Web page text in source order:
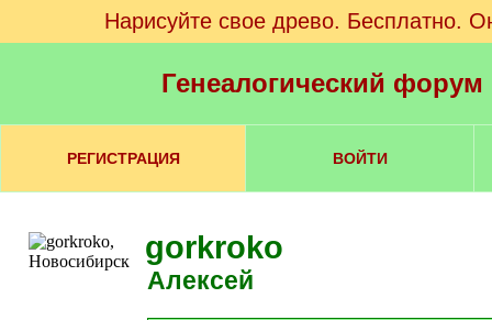
Нарисуйте свое древо. Бесплатно.
Генеалогический
РЕГИСТРАЦИЯ ВОЙТИ
gorkroko
Алексей